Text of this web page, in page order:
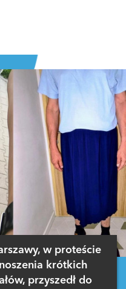
w proteście
krótkich
przyszedł do